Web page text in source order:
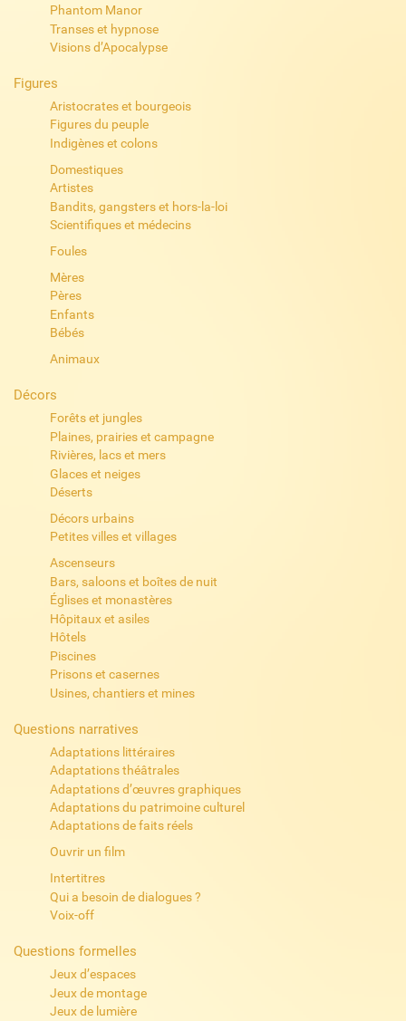
Phantom Manor
Transes et hypnose
Visions d’Apocalypse
Figures
Aristocrates et bourgeois
Figures du peuple
Indigènes et colons
Domestiques
Artistes
Bandits, gangsters et hors-la-loi
Scientifiques et médecins
Foules
Mères
Pères
Enfants
Bébés
Animaux
Décors
Forêts et jungles
Plaines, prairies et campagne
Rivières, lacs et mers
Glaces et neiges
Déserts
Décors urbains
Petites villes et villages
Ascenseurs
Bars, saloons et boîtes de nuit
Églises et monastères
Hôpitaux et asiles
Hôtels
Piscines
Prisons et casernes
Usines, chantiers et mines
Questions narratives
Adaptations littéraires
Adaptations théâtrales
Adaptations d’œuvres graphiques
Adaptations du patrimoine culturel
Adaptations de faits réels
Ouvrir un film
Intertitres
Qui a besoin de dialogues ?
Voix-off
Questions formelles
Jeux d’espaces
Jeux de montage
Jeux de lumière